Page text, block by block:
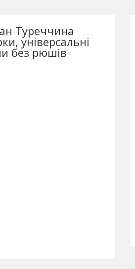
Туреччина
універсальні
без рюшів